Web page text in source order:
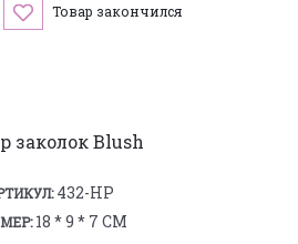
Товар закончился
заколок Blush
432-HP
18 * 9 * 7 СМ